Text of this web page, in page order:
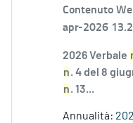
Contenuto
apr-2026
2026 Verbale
n. 4 del 8
n. 13...
Annualità: